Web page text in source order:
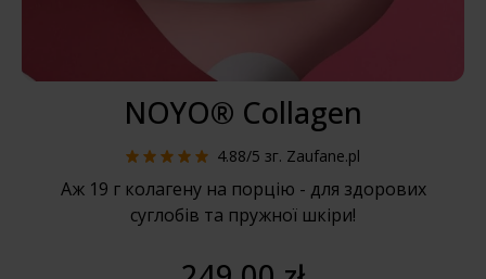
NOYO® Collagen
4.88/5 зг. Zaufane.pl
Аж 19 г колагену на порцію - для здорових
суглобів та пружної шкіри!